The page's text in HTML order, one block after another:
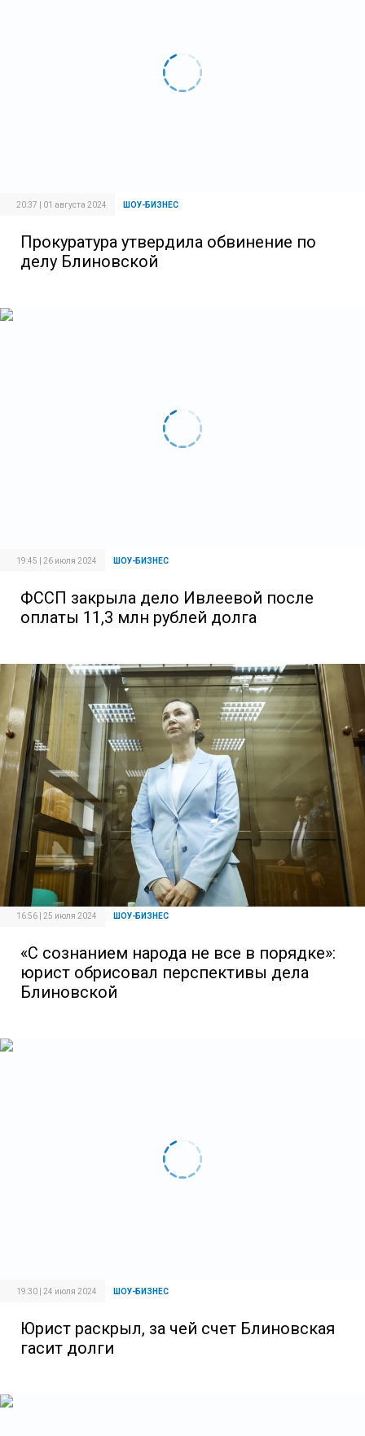
20:37 | 01 августа 2024 ШОУ-БИЗНЕС
Прокуратура утвердила обвинение по
делу Блиновской
19:45 | 26 июля 2024 ШОУ-БИЗНЕС
ФССП закрыла дело Ивлеевой после
оплаты 11,3 млн рублей долга
16:56 | 25 июля 2024 ШОУ-БИЗНЕС
«С сознанием народа не все в порядке»:
юрист обрисовал перспективы дела
Блиновской
19:30 | 24 июля 2024 ШОУ-БИЗНЕС
Юрист раскрыл, за чей счет Блиновская
гасит долги